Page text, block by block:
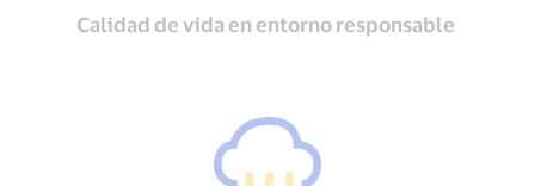
Calidad de vida en entorno responsable